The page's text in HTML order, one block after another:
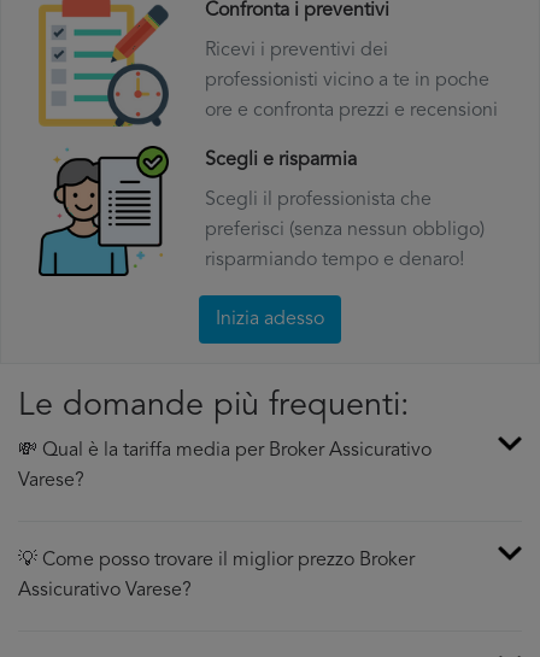
Confronta i preventivi
Ricevi i preventivi dei
professionisti vicino a te in poche
ore e confronta prezzi e recensioni
Scegli e risparmia
Scegli il professionista che
preferisci (senza nessun obbligo)
risparmiando tempo e denaro!
Inizia adesso
Le domande più frequenti:
💸 Qual è la tariffa media per Broker Assicurativo
Varese?
💡 Come posso trovare il miglior prezzo Broker
Assicurativo Varese?